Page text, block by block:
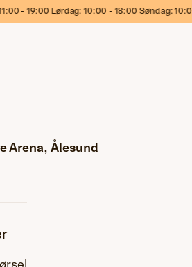
10:00 - 18:00 Søndag: 10:00 - 17:00
Arena, Ålesund